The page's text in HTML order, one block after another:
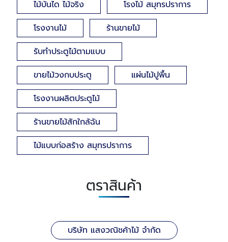
ไม้บันได ไม้จริง
โรงไม้ สมุทรปราการ
โรงงานไม้
ร้านขายไม้
รับทำประตูไม้ตามแบบ
ขายไม้วงกบประตู
แผ่นไม้ปูพื้น
โรงงานผลิตประตูไม้
ร้านขายไม้สักใกล้ฉัน
ไม้แบบก่อสร้าง สมุทรปราการ
ตราสินค้า
บริษัท แสงวณิชค้าไม้ จำกัด